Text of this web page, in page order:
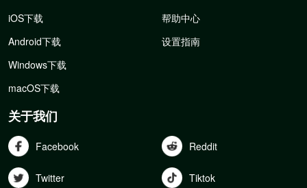
iOS下载
Android下载
Windows下载
macOS下载
帮助中心
设置指南
关于我们
Facebook Reddit
Twitter Tiktok